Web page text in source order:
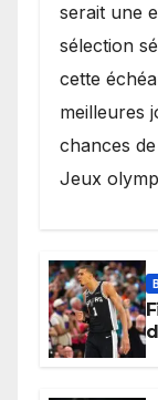
serait une
sélection
cette
meilleures
chances
Jeux